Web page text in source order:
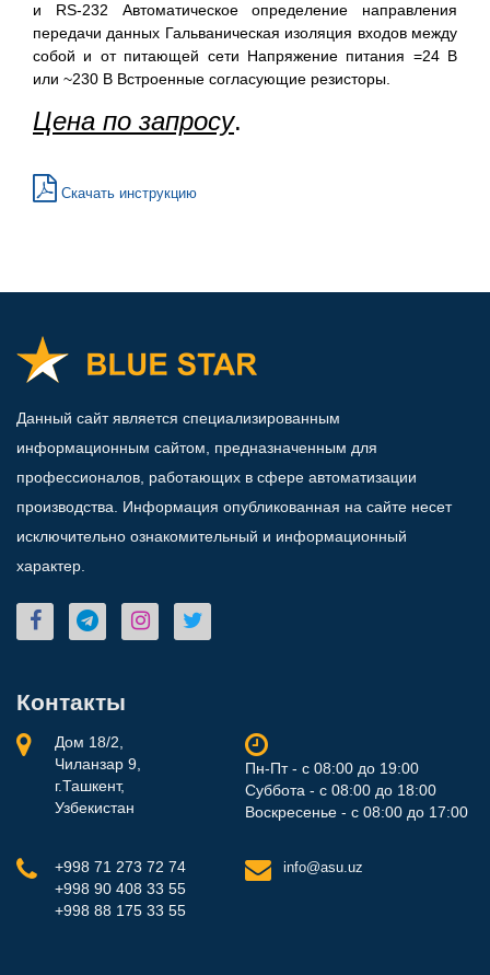
и RS-232 Автоматическое определение направления
передачи данных Гальваническая изоляция входов между
собой и от питающей сети Напряжение питания =24 В
или ~230 В Встроенные согласующие резисторы.
Цена по запросу.
Скачать инструкцию
Данный сайт является специализированным
информационным сайтом, предназначенным для
профессионалов, работающих в сфере автоматизации
производства. Информация опубликованная на сайте несет
исключительно ознакомительный и информационный
характер.
Контакты
Дом 18/2,
Чиланзар 9,
г.Ташкент,
Узбекистан
Пн-Пт - с 08:00 до 19:00
Суббота - с 08:00 до 18:00
Воскресенье - с 08:00 до 17:00
+998 71 273 72 74
+998 90 408 33 55
+998 88 175 33 55
info@asu.uz